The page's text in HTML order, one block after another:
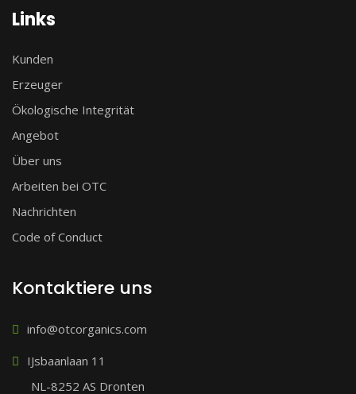
Links
Kunden
Erzeuger
Ökologische Integrität
Angebot
Über uns
Arbeiten bei OTC
Nachrichten
Code of Conduct
Kontaktiere uns
info@otcorganics.com
IJsbaanlaan 11
NL-8252 AS Dronten